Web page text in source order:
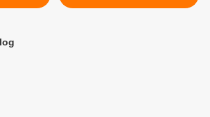
Borne
c’est
!! »
laquelle nous sommes